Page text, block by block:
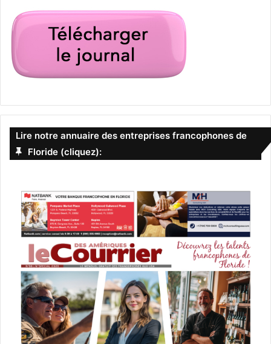
Lire notre annuaire des entreprises francophones de
Floride (cliquez):